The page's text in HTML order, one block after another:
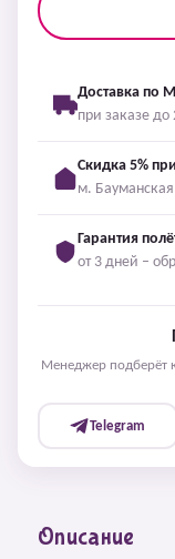
Доставка по
при заказе до
Скидка 5%
м.
Гарантия
от 3 дней –
Менеджер подберёт
Telegram
Описание